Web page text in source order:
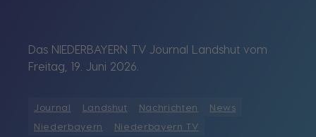
Das NIEDERBAYERN TV Journal Landshut vom
Freitag, 19. Juni 2026.
Journal Landshut Nachrichten
News
Niederbayern
Niederbayern TV